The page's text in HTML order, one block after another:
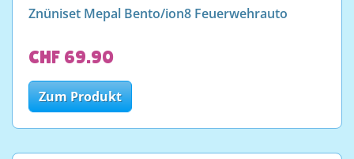
Znüniset Mepal Bento/ion8 Feuerwehrauto
CHF 69.90
Zum Produkt